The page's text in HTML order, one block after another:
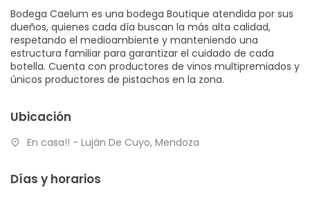
Bodega Caelum es una bodega Boutique atendida por sus
dueños, quienes cada día buscan la más alta calidad,
respetando el medioambiente y manteniendo una
estructura familiar para garantizar el cuidado de cada
botella. Cuenta con productores de vinos multipremiados y
únicos productores de pistachos en la zona.
Ubicación
En casa!! - Luján De Cuyo, Mendoza
Días y horarios